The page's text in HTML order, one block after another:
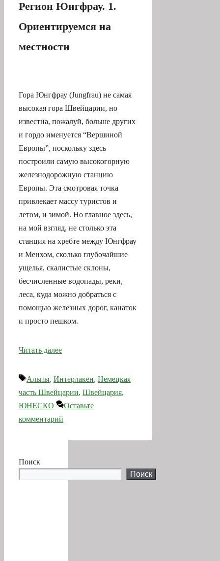
Регион Юнгфрау. 1.
Ориентируемся на
местности
Гора Юнгфрау (Jungfrau) не самая
высокая гора Швейцарии, но
известна, пожалуй, больше других
и гордо именуется “Вершиной
Европы”, поскольку здесь
построили самую высокогорную
железнодорожную станцию
Европы. Эта смотровая точка
привлекает массу туристов и
летом, и зимой. Но главное здесь,
на мой взгляд, не столько эта
станция на хребте между Юнгфрау
и Менхом, сколько глубочайшие
ущелья, скалистые склоны,
бесчисленные водопады, реки,
леса, куда можно добраться с
помощью железных дорог, канаток
и просто пешком.
Читать далее
Метки
Альпы, Интерлакен, Немецкая
часть Швейцарии, Швейцария,
ЮНЕСКО
Оставьте
комментарий
Поиск
Поиск